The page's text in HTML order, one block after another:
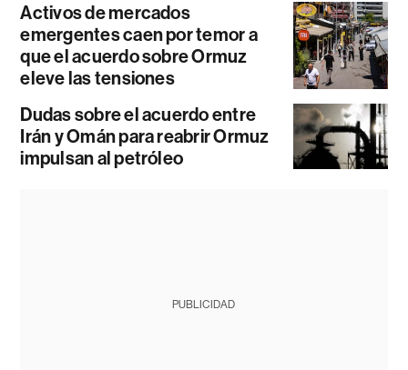
Activos de mercados
emergentes caen por temor a
que el acuerdo sobre Ormuz
eleve las tensiones
Dudas sobre el acuerdo entre
Irán y Omán para reabrir Ormuz
impulsan al petróleo
PUBLICIDAD